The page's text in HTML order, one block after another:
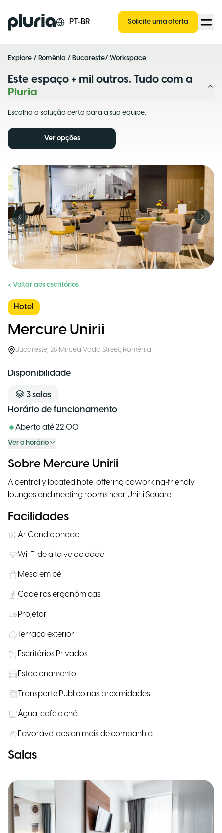
Logo Pluria PT-BR Solicite uma oferta
Explore / Romênia / Bucareste/ Workspace
Este espaço + mil outros. Tudo com a
Pluria
Escolha a solução certa para a sua equipe.
Ver opções
Previous slide Next
< Voltar aos escritórios
Hotel
Mercure Unirii
Bucareste, 28 Mircea Voda Street, Romênia
Disponibilidade
3salas
Horário de funcionamento
Aberto até22:00
Ver o horário
Sobre Mercure Unirii
A centrally located hotel offering coworking-friendly
lounges and meeting rooms near Unirii Square.
Facilidades
Ar Condicionado
Wi-Fi de alta velocidade
Mesa em pé
Cadeiras ergonómicas
Projetor
Terraço exterior
Escritórios Privados
Estacionamento
Transporte Público nas proximidades
Água, café e chá
Favorável aos animais de companhia
Salas